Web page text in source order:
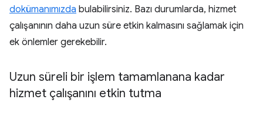
dokümanımızda bulabilirsiniz. Bazı durumlarda, hizmet
çalışanının daha uzun süre etkin kalmasını sağlamak için
ek önlemler gerekebilir.
Uzun süreli bir işlem tamamlanana kadar
hizmet çalışanını etkin tutma